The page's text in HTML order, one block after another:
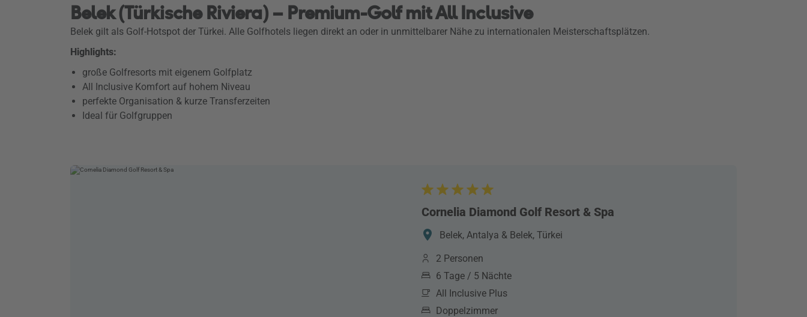
Belek (Türkische Riviera) – Premium-Golf mit All Inclusive
Belek gilt als Golf-Hotspot der Türkei. Alle Golfhotels liegen direkt an oder in unmittelbarer Nähe zu internationalen Meisterschaftsplätzen.
Highlights:
große Golfresorts mit eigenem Golfplatz
All Inclusive Komfort auf hohem Niveau
perfekte Organisation & kurze Transferzeiten
Ideal für Golfgruppen
Cornelia Diamond Golf Resort & Spa
Belek, Antalya & Belek, Türkei
2 Personen
6 Tage / 5 Nächte
All Inclusive Plus
Doppelzimmer